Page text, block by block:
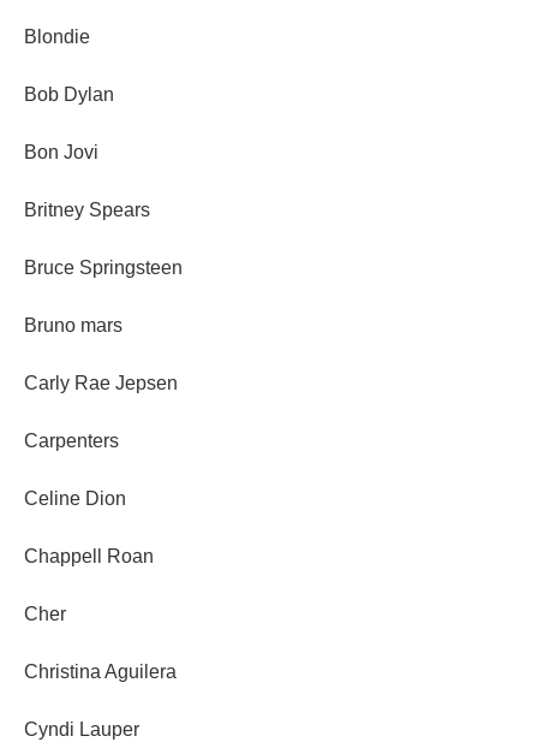
Blondie
Bob Dylan
Bon Jovi
Britney Spears
Bruce Springsteen
Bruno mars
Carly Rae Jepsen
Carpenters
Celine Dion
Chappell Roan
Cher
Christina Aguilera
Cyndi Lauper